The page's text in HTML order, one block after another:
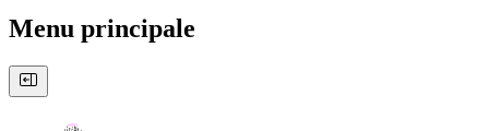
Menu principale